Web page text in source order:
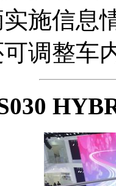
施信息
调整车